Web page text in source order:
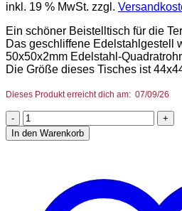
inkl. 19 % MwSt. zzgl.
Ein schöner Beistelltisch für die
Das geschliffene Edelstahlgestell
50x50x2mm Edelstahl-
Die Größe dieses Tisches ist
Dieses Produkt erreicht dich am: 07/09/26
Edelstahl
Beistelltisch
Plaza-
In den Warenkorb